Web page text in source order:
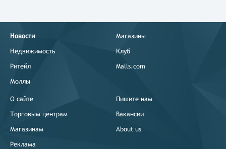
Новости
Недвижимость
Ритейл
Моллы
Магазины
Клуб
Malls.com
О сайте
Торговым центрам
Магазинам
Реклама
Пишите нам
Вакансии
About us